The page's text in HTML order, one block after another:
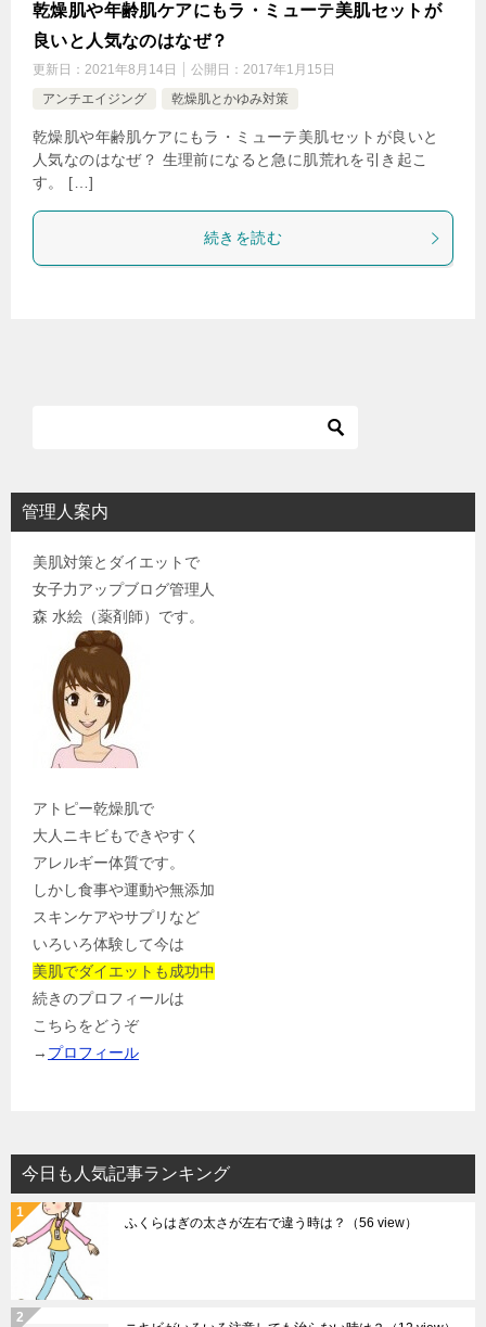
乾燥肌や年齢肌ケアにもラ・ミューテ美肌セットが
良いと人気なのはなぜ？
更新日： 2021年8月14日 公開日： 2017年1月15日
アンチエイジング
乾燥肌とかゆみ対策
乾燥肌や年齢肌ケアにもラ・ミューテ美肌セットが良いと
人気なのはなぜ？ 生理前になると急に肌荒れを引き起こ
す。 […]
続きを読む
管理人案内
美肌対策とダイエットで
女子力アップブログ管理人
森 水絵（薬剤師）です。
アトピー乾燥肌で
大人ニキビもできやすく
アレルギー体質です。
しかし食事や運動や無添加
スキンケアやサプリなど
いろいろ体験して今は
美肌でダイエットも成功中
続きのプロフィールは
こちらをどうぞ
→ プロフィール
今日も人気記事ランキング
ふくらはぎの太さが左右で違う時は？ （56 view）